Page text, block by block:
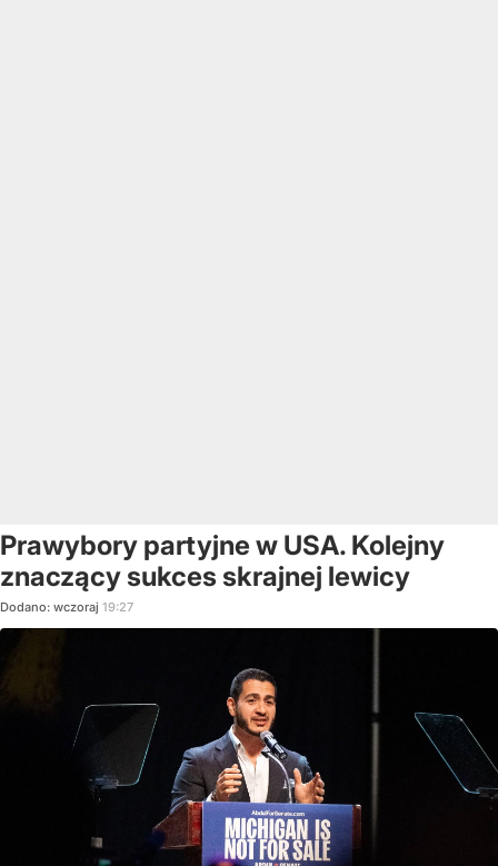
Prawybory partyjne w USA. Kolejny
znaczący sukces skrajnej lewicy
Dodano: wczoraj 19:27